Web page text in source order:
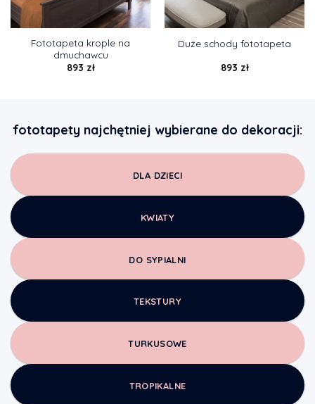
Fototapeta krople na
dmuchawcu
893 zł
Duże schody fototapeta
893 zł
fototapety najchętniej wybierane do dekoracji:
DLA DZIECI
KWIATY
DO SYPIALNI
TEKSTURY
TURKUSOWE
TROPIKALNE